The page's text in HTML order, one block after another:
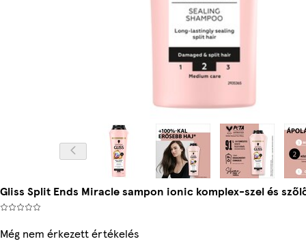
Gliss Split Ends Miracle sampon ionic komplex-szel és
Még nem érkezett értékelés